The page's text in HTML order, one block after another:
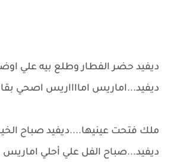
ديفيد حضر الفطار وطلع بيه علي
ديفيد...اماريس امااااريس اصحي بقا
ملك فتحت عينيها....ديفيد صباح
ديفيد...صباح الفل علي أحلي اماريس